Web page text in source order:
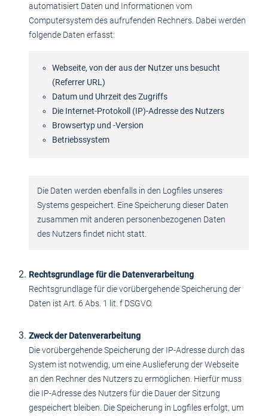
automatisiert Daten und Informationen vom
Computersystem des aufrufenden Rechners. Dabei werden
folgende Daten erfasst:
Webseite, von der aus der Nutzer uns besucht
(Referrer URL)
Datum und Uhrzeit des Zugriffs
Die Internet-Protokoll (IP)-Adresse des Nutzers
Browsertyp und -Version
Betriebssystem
Die Daten werden ebenfalls in den Logfiles unseres
Systems gespeichert. Eine Speicherung dieser Daten
zusammen mit anderen personenbezogenen Daten
des Nutzers findet nicht statt.
Rechtsgrundlage für die Datenverarbeitung
Rechtsgrundlage für die vorübergehende Speicherung der
Daten ist Art. 6 Abs. 1 lit. f DSGVO.
Zweck der Datenverarbeitung
Die vorübergehende Speicherung der IP-Adresse durch das
System ist notwendig, um eine Auslieferung der Webseite
an den Rechner des Nutzers zu ermöglichen. Hierfür muss
die IP-Adresse des Nutzers für die Dauer der Sitzung
gespeichert bleiben. Die Speicherung in Logfiles erfolgt, um